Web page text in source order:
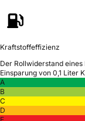
Kraftstoffeffizienz
Der Rollwiderstand
Einsparung von 0,1 Liter
A
B
C
D